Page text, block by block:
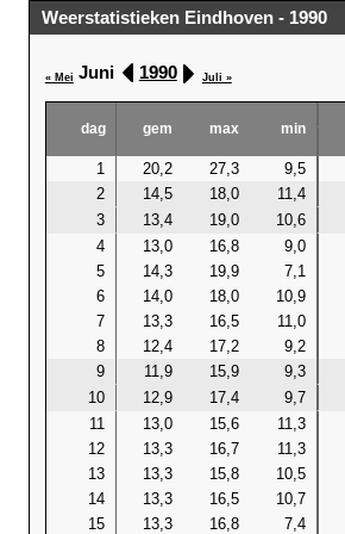
Weerstatistieken Eindhoven - 1990
« Mei Juni 1990 Juli »
dag gem max min
1 20,2 27,3 9,5
2
14,5 18,0 11,4
3
13,4 19,0 10,6
4
13,0 16,8 9,0
5
14,3 19,9 7,1
6
14,0 18,0 10,9
7
13,3 16,5 11,0
8
12,4 17,2 9,2
9
11,9 15,9 9,3
10
12,9 17,4 9,7
11
13,0 15,6 11,3
12
13,3 16,7 11,3
13
13,3 15,8 10,5
14
13,3 16,5 10,7
15
13,3 16,8 7,4